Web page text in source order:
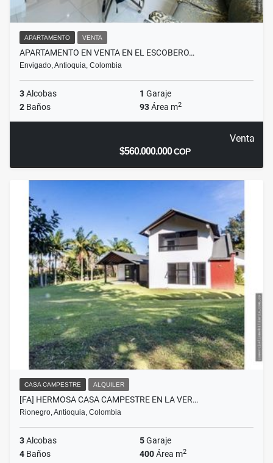
APARTAMENTO VENTA
APARTAMENTO EN VENTA EN EL ESCOBERO…
Envigado, Antioquia, Colombia
3Alcobas 1 Garaje
2 Baños 93Área m2
Venta
$560.000.000COP
CASA CAMPESTRE ALQUILER
[FA] HERMOSA CASA CAMPESTRE EN LA VER…
Rionegro, Antioquia, Colombia
3Alcobas 5Garaje
4 Baños 400Área m2